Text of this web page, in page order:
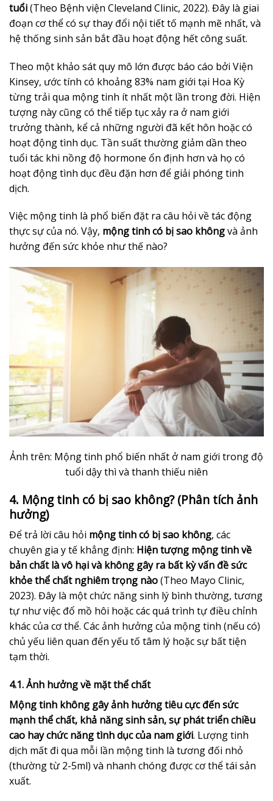
tuổi(Theo Bệnh viện Cleveland Clinic, 2022). Đây là giai
đoạn cơ thể có sự thay đổi nội tiết tố mạnh mẽ nhất, và
hệ thống sinh sản bắt đầu hoạt động hết công suất.
Theo một khảo sát quy mô lớn được báo cáo bởi Viện
Kinsey, ước tính có khoảng 83% nam giới tại Hoa Kỳ
từng trải qua mộng tinh ít nhất một lần trong đời. Hiện
tượng này cũng có thể tiếp tục xảy ra ở nam giới
trưởng thành, kể cả những người đã kết hôn hoặc có
hoạt động tình dục. Tần suất thường giảm dần theo
tuổi tác khi nồng độ hormone ổn định hơn và họ có
hoạt động tình dục đều đặn hơn để giải phóng tinh
dịch.
Việc mộng tinh là phổ biến đặt ra câu hỏi về tác động
thực sự của nó. Vậy, mộng tinh có bị sao khôngvà ảnh
hưởng đến sức khỏe như thế nào?
Ảnh trên: Mộng tinh phổ biến nhất ở nam giới trong độ
tuổi dậy thì và thanh thiếu niên
4. Mộng tinh có bị sao không? (Phân tích ảnh
hưởng)
Để trả lời câu hỏi mộng tinh có bị sao không, các
chuyên gia y tế khẳng định: Hiện tượng mộng tinh về
bản chất là vô hại và không gây ra bất kỳ vấn đề sức
khỏe thể chất nghiêm trọng nào(Theo Mayo Clinic,
2023). Đây là một chức năng sinh lý bình thường, tương
tự như việc đổ mồ hôi hoặc các quá trình tự điều chỉnh
khác của cơ thể. Các ảnh hưởng của mộng tinh (nếu có)
chủ yếu liên quan đến yếu tố tâm lý hoặc sự bất tiện
tạm thời.
4.1. Ảnh hưởng về mặt thể chất
Mộng tinh không gây ảnh hưởng tiêu cực đến sức
mạnh thể chất, khả năng sinh sản, sự phát triển chiều
cao hay chức năng tình dục của nam giới. Lượng tinh
dịch mất đi qua mỗi lần mộng tinh là tương đối nhỏ
(thường từ 2-5ml) và nhanh chóng được cơ thể tái sản
xuất.